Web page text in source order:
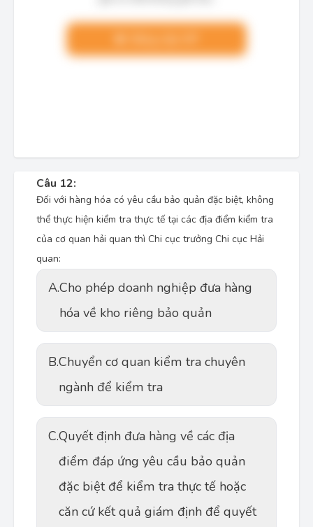
Câu 12:
Đối với hàng hóa có yêu cầu bảo quản đặc biệt, không
thể thực hiện kiểm tra thực tế tại các địa điểm kiểm tra
của cơ quan hải quan thì Chi cục trưởng Chi cục Hải
quan:
A.Cho phép doanh nghiệp đưa hàng
hóa về kho riêng bảo quản
B.Chuyển cơ quan kiểm tra chuyên
ngành để kiểm tra
C.Quyết định đưa hàng về các địa
điểm đáp ứng yêu cầu bảo quản
đặc biệt để kiểm tra thực tế hoặc
căn cứ kết quả giám định để quyết